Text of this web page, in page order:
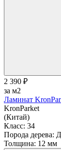
2 390 ₽
за м2
Ламинат
KronParket
(Китай)
Класс: 34
Порода дерева:
Толщина: 12 мм